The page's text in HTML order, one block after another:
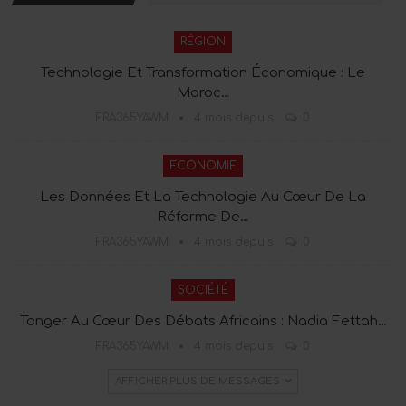
RÉGION
Technologie Et Transformation Économique : Le
Maroc…
ECONOMIE
Les Données Et La Technologie Au Cœur De La
Réforme De…
SOCIÉTÉ
Tanger Au Cœur Des Débats Africains : Nadia Fettah…
AFFICHER PLUS DE MESSAGES